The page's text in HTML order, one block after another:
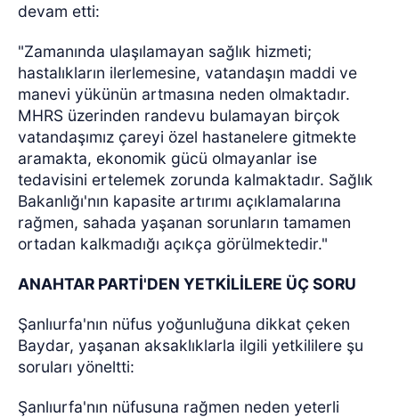
devam etti:
"Zamanında ulaşılamayan sağlık hizmeti;
hastalıkların ilerlemesine, vatandaşın maddi ve
manevi yükünün artmasına neden olmaktadır.
MHRS üzerinden randevu bulamayan birçok
vatandaşımız çareyi özel hastanelere gitmekte
aramakta, ekonomik gücü olmayanlar ise
tedavisini ertelemek zorunda kalmaktadır. Sağlık
Bakanlığı'nın kapasite artırımı açıklamalarına
rağmen, sahada yaşanan sorunların tamamen
ortadan kalkmadığı açıkça görülmektedir."
ANAHTAR PARTİ'DEN YETKİLİLERE ÜÇ SORU
Şanlıurfa'nın nüfus yoğunluğuna dikkat çeken
Baydar, yaşanan aksaklıklarla ilgili yetkililere şu
soruları yöneltti:
Şanlıurfa'nın nüfusuna rağmen neden yeterli